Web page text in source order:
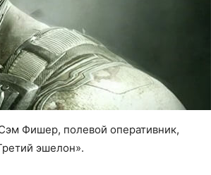
Фишер, полевой оперативник,
эшелон».